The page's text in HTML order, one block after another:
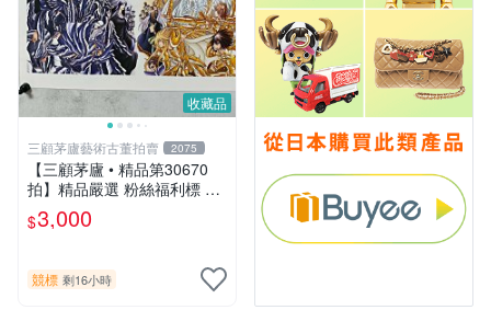
收藏品
三顧茅廬藝術古董拍賣 2075
【三顧茅廬 • 精品第30670
拍】精品嚴選 粉絲福利標 日
本動漫大師 車田正美簽名照
片《聖鬥士星矢》！ 特惠起
$3,000
競標 剩16小時